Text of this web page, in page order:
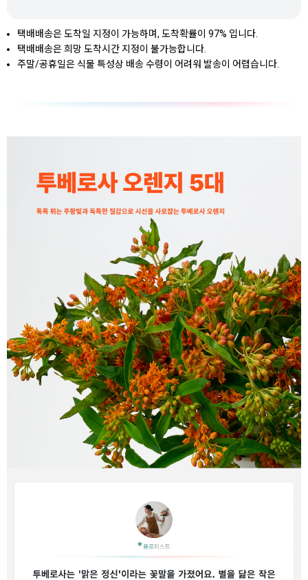
택배배송은 도착일 지정이 가능하며, 도착확률이 97% 입니다.
택배배송은 희망 도착시간 지정이 불가능합니다.
주말/공휴일은 식물 특성상 배송 수령이 어려워 발송이 어렵습니다.